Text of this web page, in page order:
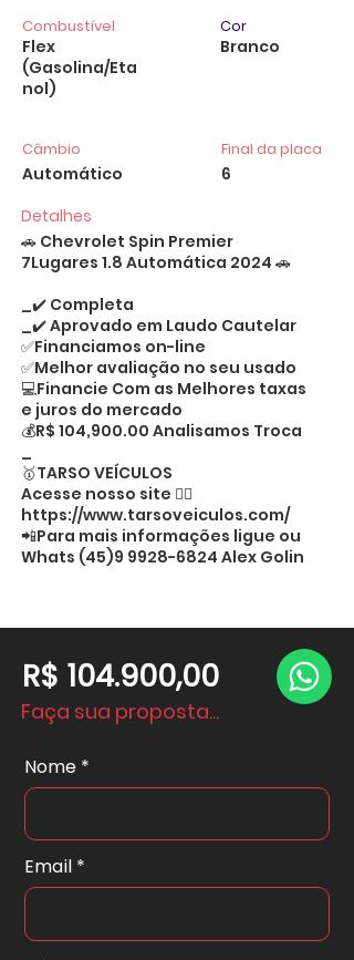
Combustível
Flex
(Gasolina/Eta
nol)
Câmbio
Automático
Cor
Branco
Final da placa
6
Detalhes
🚗 Chevrolet Spin Premier
7Lugares 1.8 Automática 2024 🚗
_✔️ Completa
_✔️ Aprovado em Laudo Cautelar
✅Financiamos on-line
✅Melhor avaliação no seu usado
💻Financie Com as Melhores taxas
e juros do mercado
💰R$ 104,900.00 Analisamos Troca
_
🥇TARSO VEÍCULOS
Acesse nosso site 👉🏻
https://www.tarsoveiculos.com/
📲Para mais informações ligue ou
Whats (45)9 9928-6824 Alex Golin
R$ 104.900,00
Faça sua proposta...
Nome
Email